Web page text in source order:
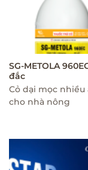
SG-METOLA
đắc
Cỏ dại mọc
cho nhà nông